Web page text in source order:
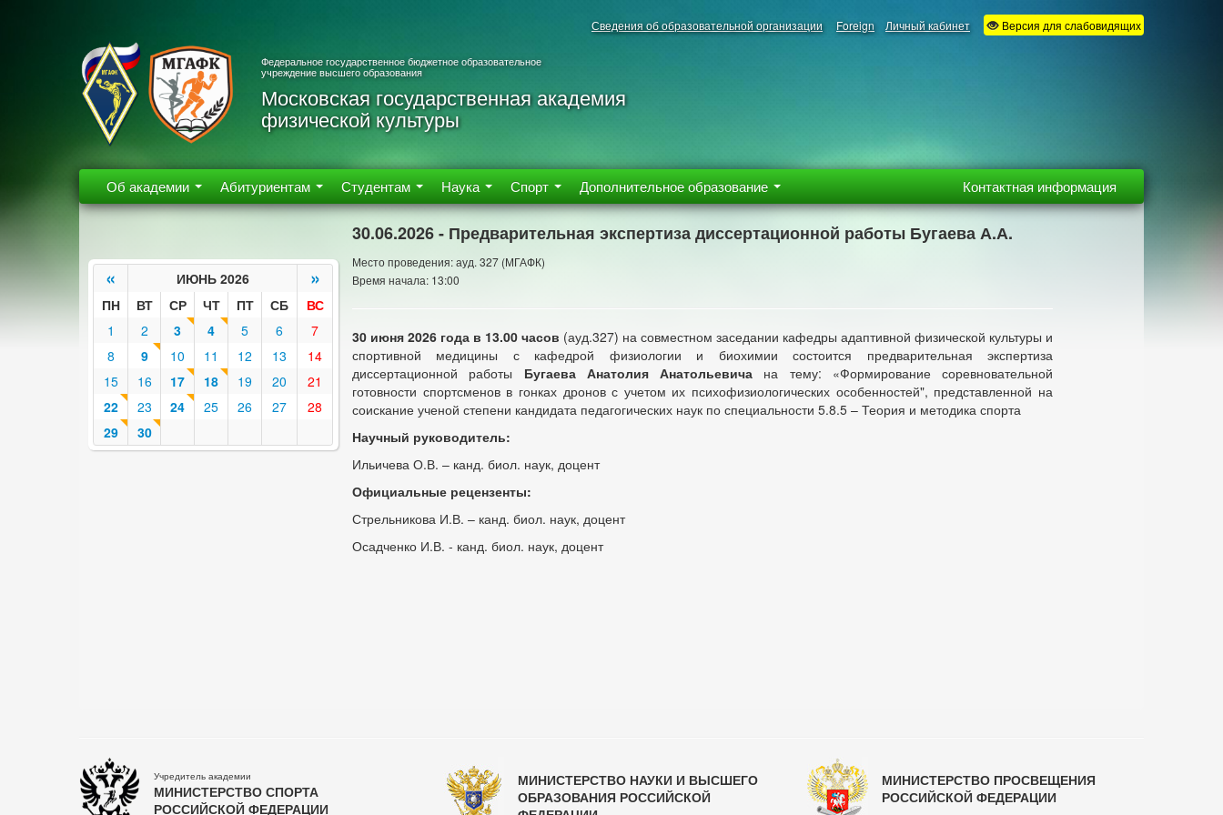
Сведения об образовательной организации Foreign Личный кабинет Версия для слабовидящих
Федеральное государственное бюджетное образовательное
учреждение высшего образования
Московская государственная академия
физической культуры
Об академии Абитуриентам Студентам Наука Спорт Дополнительное образование Контактная информация
« ИЮНЬ 2026 »
ПН ВТ СР ЧТ ПТ СБ
ВС
1
2 3 4 5 6
7
8
9 10 11 12 13
14
15
16 17 18 19 20
21
22
23 24 25 26 27
28
29
30
30.06.2026 - Предварительная экспертиза диссертационной работы Бугаева А.А.
Место проведения: ауд. 327 (МГАФК)
Время начала: 13:00
30 июня 2026 года в 13.00 часов (ауд.327) на совместном заседании кафедры адаптивной физической культуры и
спортивной медицины с кафедрой физиологии и биохимии состоится предварительная экспертиза
диссертационной работы Бугаева Анатолия Анатольевича на тему: «Формирование соревновательной
готовности спортсменов в гонках дронов с учетом их психофизиологических особенностей", представленной на
соискание ученой степени кандидата педагогических наук по специальности 5.8.5 – Теория и методика спорта
Научный руководитель:
Ильичева О.В. – канд. биол. наук, доцент
Официальные рецензенты:
Стрельникова И.В. – канд. биол. наук, доцент
Осадченко И.В. - канд. биол. наук, доцент
Учредитель академии
МИНИСТЕРСТВО СПОРТА
РОССИЙСКОЙ ФЕДЕРАЦИИ
МИНИСТЕРСТВО НАУКИ И ВЫСШЕГО
ОБРАЗОВАНИЯ РОССИЙСКОЙ
МИНИСТЕРСТВО ПРОСВЕЩЕНИЯ
РОССИЙСКОЙ ФЕДЕРАЦИИ